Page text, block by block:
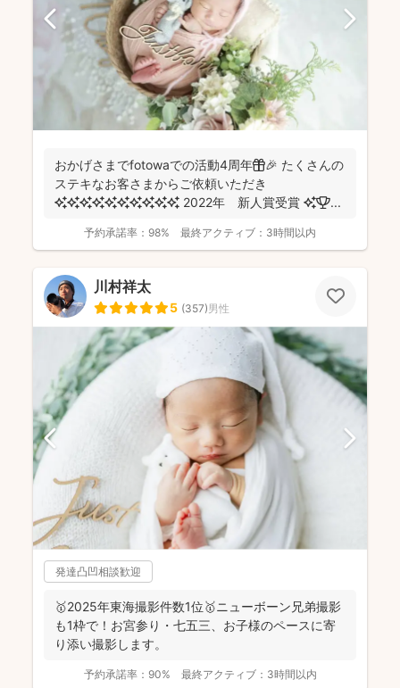
おかげさまでfotowaでの活動4周年🎁🎉 たくさんの
ステキなお客さまからご依頼いただき
✨✨✨✨✨✨✨✨✨✨ 2022年 新人賞受賞 ✨🏆 ...
予約承諾率： 98% 最終アクティブ： 3時間以内
川村祥太
5 (357)男性
発達凸凹相談歓迎
🥇2025年東海撮影件数1位🥇ニューボーン兄弟撮影
も1枠で！お宮参り・七五三、お子様のペースに寄
り添い撮影します。
予約承諾率： 90% 最終アクティブ： 3時間以内